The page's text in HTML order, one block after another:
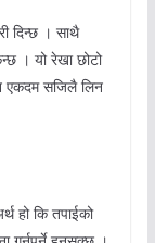
दिन्छ । साथै
। यो रेखा छोटो
एकदम सजिलै लिन
हो कि तपाईको